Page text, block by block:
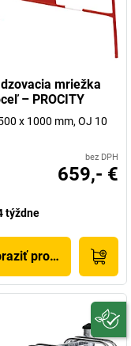
mriežka
– PROCITY
x 1000 mm, OJ 10
bez DPH
659,- €
týždne
produkt